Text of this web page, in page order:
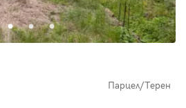
Парцел/Терен